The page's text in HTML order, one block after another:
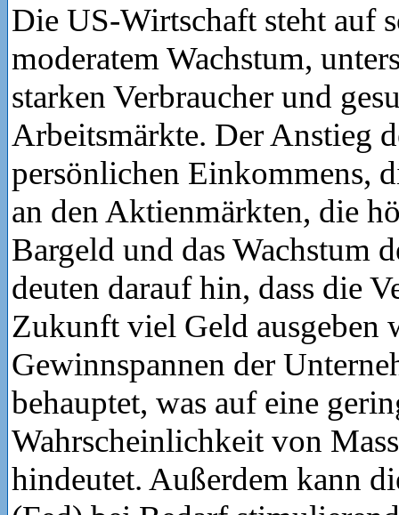
Die US-Wirtschaft steht auf
moderatem Wachstum,
starken Verbraucher und
Arbeitsmärkte. Der Anstieg
persönlichen Einkommens,
an den Aktienmärkten, die
Bargeld und das Wachstum
deuten darauf hin, dass die
Zukunft viel Geld ausgeben
Gewinnspannen der
behauptet, was auf eine
Wahrscheinlichkeit von
hindeutet. Außerdem kann